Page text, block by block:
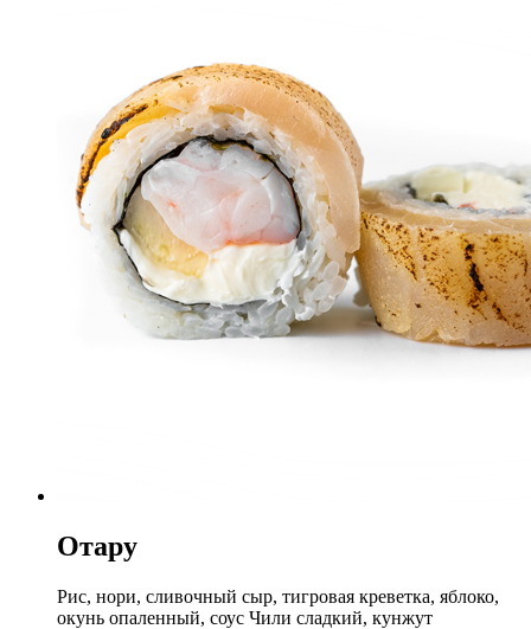
Отару
Рис, нори, сливочный сыр, тигровая креветка, яблоко,
окунь опаленный, соус Чили сладкий, кунжут